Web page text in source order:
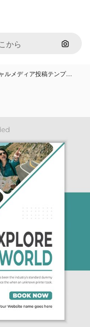
画像で
ルメディア投稿テンプ…